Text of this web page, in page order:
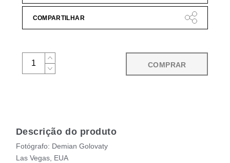
COMPARTILHAR
COMPRAR
Descrição do produto
Fotógrafo: Demian Golovaty
Las Vegas, EUA